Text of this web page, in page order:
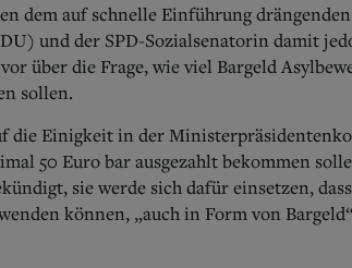
dem auf schnelle Einführung
und der SPD-Sozialsenatorin damit
über die Frage, wie viel Bargeld
sollen.
die Einigkeit in der
50 Euro bar ausgezahlt bekommen
sie werde sich dafür einsetzen,
können, „auch in Form von